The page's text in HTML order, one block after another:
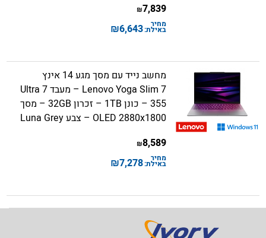
7,839
₪
מחיר
באילת:6,643
₪
מחשב נייד עם מסך מגע 14 אינץ
Lenovo Yoga Slim 7 – מעבד Ultra 7
355 – כונן 1TB – זכרון 32GB – מסך
OLED 2880x1800 – צבע Luna Grey
8,589
₪
מחיר
באילת:7,278
₪